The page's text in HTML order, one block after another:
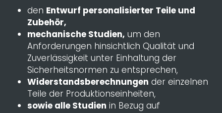
den Entwurf personalisierter Teile und
Zubehör,
mechanische Studien, um den
Anforderungen hinsichtlich Qualität und
Zuverlässigkeit unter Einhaltung der
Sicherheitsnormen zu entsprechen,
Widerstandsberechnungen der einzelnen
Teile der Produktionseinheiten,
sowie alle Studien in Bezug auf